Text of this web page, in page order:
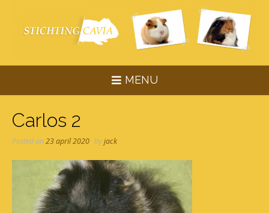
content
MENU
Carlos 2
Posted on23 april 2020 byjack